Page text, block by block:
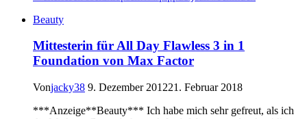
Beauty
Mittesterin für All Day Flawless 3 in 1
Foundation von Max Factor
Vonjacky38 9. Dezember 201221. Februar 2018
***Anzeige**Beauty*** Ich habe mich sehr gefreut, als ich